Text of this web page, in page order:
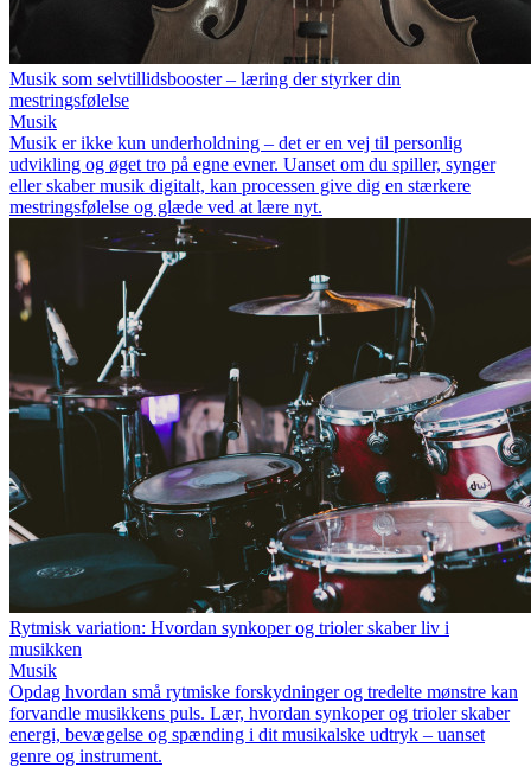
Musik som selvtillidsbooster – læring der styrker din
mestringsfølelse
Musik
Musik er ikke kun underholdning – det er en vej til personlig
udvikling og øget tro på egne evner. Uanset om du spiller, synger
eller skaber musik digitalt, kan processen give dig en stærkere
mestringsfølelse og glæde ved at lære nyt.
Rytmisk variation: Hvordan synkoper og trioler skaber liv i
musikken
Musik
Opdag hvordan små rytmiske forskydninger og tredelte mønstre kan
forvandle musikkens puls. Lær, hvordan synkoper og trioler skaber
energi, bevægelse og spænding i dit musikalske udtryk – uanset
genre og instrument.